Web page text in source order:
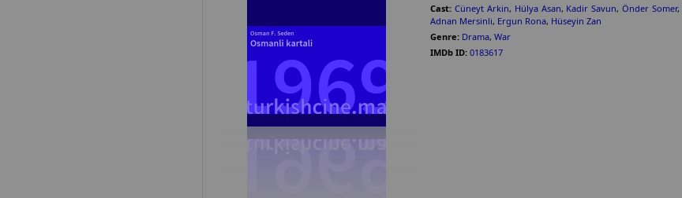
Cast: Cüneyt Arkin, Hülya Asan, Kadir Savun,Önder Somer,
Adnan Mersinli, Ergun Rona, Hüseyin Zan
Genre: Drama, War
IMDb ID: 0183617